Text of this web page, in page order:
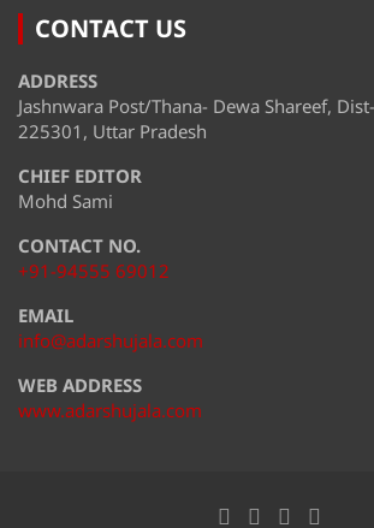
CONTACT US
ADDRESS
Jashnwara Post/Thana- Dewa Shareef,
225301, Uttar Pradesh
CHIEF EDITOR
Mohd Sami
CONTACT NO.
+91-94555 69012
EMAIL
info@adarshujala.com
WEB ADDRESS
www.adarshujala.com